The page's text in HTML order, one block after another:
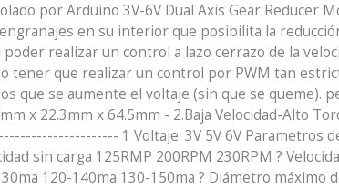
por Arduino 3V-6V Dual Axis Gear Reducer
en su interior que posibilita la
poder realizar un control a lazo cerrazo de la
tener que realizar un control por PWM tan
que se aumente el voltaje (sin que se queme).
x 22.3mm x 64.5mm - 2.Baja Velocidad-Alto
1 Voltaje: 3V 5V 6V Parametros
sin carga 125RMP 200RPM 230RPM ?
120-140ma 130-150ma ? Diámetro máximo